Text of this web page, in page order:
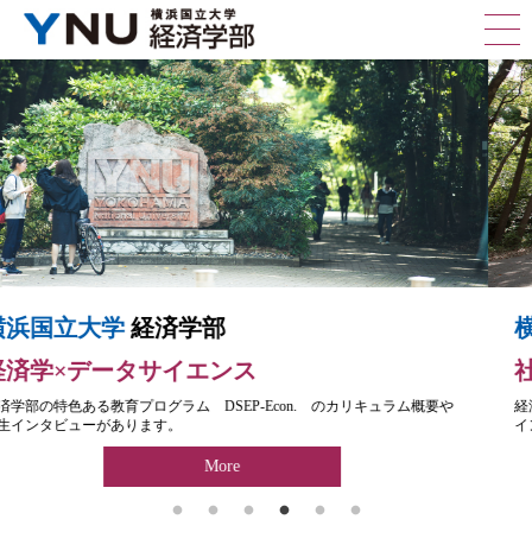
横浜国立大学経済学部
社会を学ぶ、社会で学ぶ
経済学部の特色ある教育プログラム LBEEP のカリキュラム概要や学生
インタビューがあります。